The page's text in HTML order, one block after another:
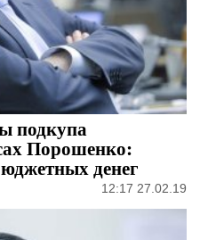
подкупа
Порошенко:
денег
12:17 27.02.19